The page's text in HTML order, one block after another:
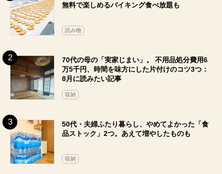
無料で楽しめるバイキング食べ放題も
読み物
70代の母の「実家じまい」。 不用品処分費用6
万5千円、時間を味方にした片付けのコツ3つ：
8月に読みたい記事
収納
50代・夫婦ふたり暮らし、やめてよかった「食
品ストック」2つ。あえて増やしたものも
収納